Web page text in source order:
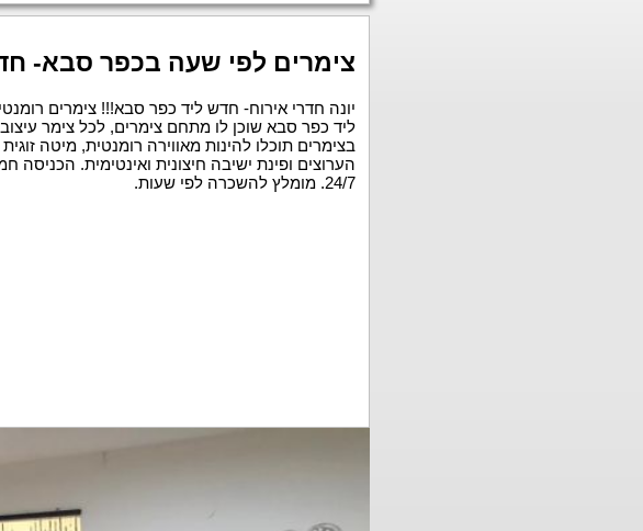
צימרים לפי שעה בכפר סבא-
יונה חדרי אירוח- חדש ליד כפר סבא!!! צימרים
ליד כפר סבא שוכן לו מתחם צימרים, לכל צימר
בצימרים תוכלו להינות מאווירה רומנטית, מיטה
הערוצים ופינת ישיבה חיצונית ואינטימית.
24/7. מומלץ להשכרה לפי שעות.